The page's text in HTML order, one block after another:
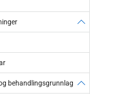
behandlingsgrunnlag